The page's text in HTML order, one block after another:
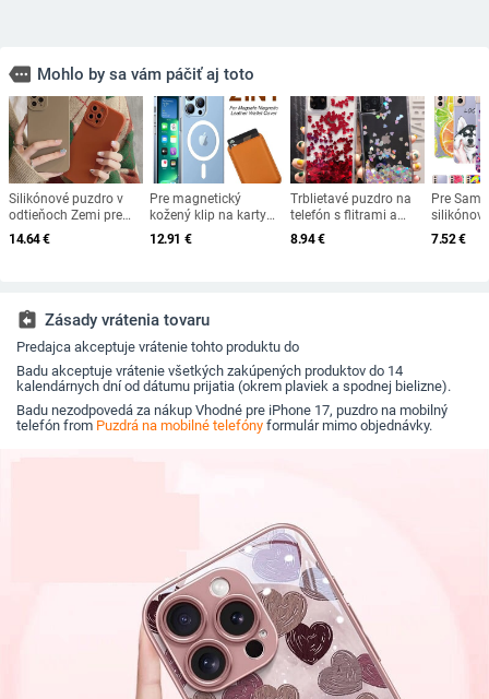
more Mohlo by sa vám páčiť aj toto
Silikónové puzdro v
odtieňoch Zemi pre
iPhone 14 13 12 11
Pro Max 7 8 Plus SE 2
14.64€
Pre magnetický
kožený klip na karty
MagSafe pre iPhone
14 13 12 Pro Max 13
príslušenstvo
12.91 €
Trblietavé puzdro na
telefón s flitrami a
srdiečkami pre iPhone
12 11Pro Max XR XS
8.94€
Pre
mäkké
puzdro
7.52€
assignment_return Zásady vrátenia tovaru
Predajca akceptuje vrátenie tohto produktu do
Badu akceptuje vrátenie všetkých zakúpených produktov do 14
kalendárnych dní od dátumu prijatia (okrem plaviek a spodnej bielizne).
Badu nezodpovedá za nákup Vhodné pre iPhone 17, puzdro na mobilný
telefón from Puzdrá na mobilné telefóny formulár mimo objednávky.